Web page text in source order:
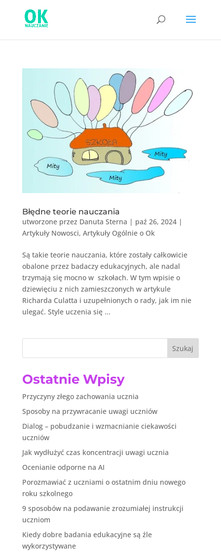
Błędne teorie nauczania
utworzone przez Danuta Sterna | paź 26, 2024|
Artykuły Nowosci, Artykuły Ogólnie o Ok
Są takie teorie nauczania, które zostały całkowicie
obalone przez badaczy edukacyjnych, ale nadal
trzymają się mocno w szkołach. W tym wpisie o
dziewięciu z nich zamieszczonych w artykule
Richarda Culatta i uzupełnionych o rady, jak im nie
ulegać. Style uczenia się ...
Szukaj
Ostatnie Wpisy
Przyczyny złego zachowania ucznia
Sposoby na przywracanie uwagi uczniów
Dialog – pobudzanie i wzmacnianie ciekawości
uczniów
Jak wydłużyć czas koncentracji uwagi ucznia
Ocenianie odporne na AI
Porozmawiać z uczniami o ostatnim dniu nowego
roku szkolnego
9 sposobów na podawanie zrozumiałej instrukcji
uczniom
Kiedy dobre badania edukacyjne są źle
wykorzystywane